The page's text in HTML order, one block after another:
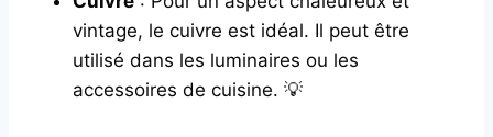
vintage, le cuivre est idéal. Il peut être
utilisé dans les luminaires ou les
accessoires de cuisine. 💡